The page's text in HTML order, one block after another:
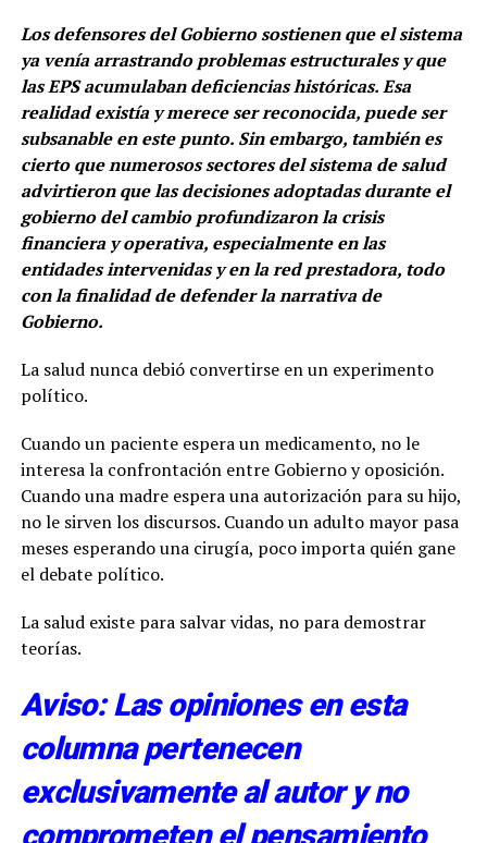
Los defensores del Gobierno sostienen que el sistema
ya venía arrastrando problemas estructurales y que
las EPS acumulaban deficiencias históricas. Esa
realidad existía y merece ser reconocida, puede ser
subsanable en este punto. Sin embargo, también es
cierto que numerosos sectores del sistema de salud
advirtieron que las decisiones adoptadas durante el
gobierno del cambio profundizaron la crisis
financiera y operativa, especialmente en las
entidades intervenidas y en la red prestadora, todo
con la finalidad de defender la narrativa de
Gobierno.
La salud nunca debió convertirse en un experimento
político.
Cuando un paciente espera un medicamento, no le
interesa la confrontación entre Gobierno y oposición.
Cuando una madre espera una autorización para su hijo,
no le sirven los discursos. Cuando un adulto mayor pasa
meses esperando una cirugía, poco importa quién gane
el debate político.
La salud existe para salvar vidas, no para demostrar
teorías.
Aviso: Las opiniones en esta
columna pertenecen
exclusivamente al autor y no
comprometen el pensamiento